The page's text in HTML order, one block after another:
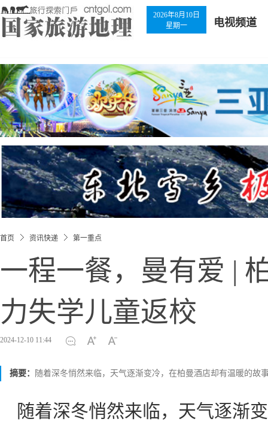
2026年8月10日
星期一
电视频道
首页 资讯快递 第一重点
一程一餐，曼有爱 |
力失学儿童返校
2024-12-10 11:44
摘要： 随着深冬悄然来临，天气逐渐变冷，在柏曼酒店却有温暖的故
随着深冬悄然来临，天气逐渐